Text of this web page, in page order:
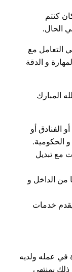
كنتم
الحال.
التعامل مع
و الدقة
المبارك
الفنادق أو
الحكومية.
مع تبديل
من الداخل و
خدمات
عمله ولديه
بمنتهى